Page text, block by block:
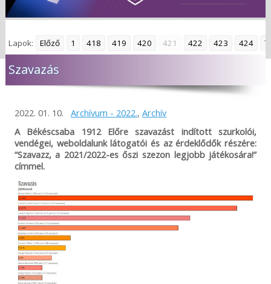
Lapok: Előző 1 418 419 420 421 422 423 424
Szavazás
2022. 01. 10. Archívum - 2022., Archív
A Békéscsaba 1912 Előre szavazást indított szurkolói,
vendégei, weboldalunk látogatói és az érdeklődők részére:
“Szavazz, a 2021/2022-es őszi szezon legjobb játékosára!”
címmel.